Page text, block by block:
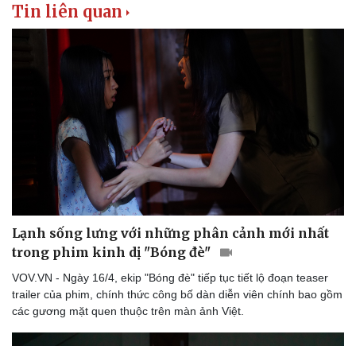
Sức khỏe
Sản phụ khoa
Nhi khoa
Nam khoa
Đời sống
Blog
Tin liên quan
Lạnh sống lưng với những phân cảnh mới nhất
trong phim kinh dị "Bóng đè"
VOV.VN - Ngày 16/4, ekip "Bóng đè" tiếp tục tiết lộ đoạn teaser
trailer của phim, chính thức công bố dàn diễn viên chính bao gồm
các gương mặt quen thuộc trên màn ảnh Việt.